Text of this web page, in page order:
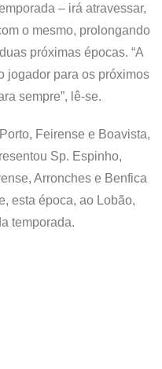
– irá atravessar,
o mesmo, prolongando
próximas épocas. “A
jogador para os próximos
sempre”, lê-se.
Feirense e Boavista,
Sp. Espinho,
Arronches e Benfica
esta época, ao Lobão,
temporada.